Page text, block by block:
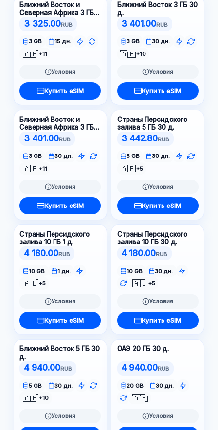
Ближний Восток и
Северная Африка 3 ГБ
15 д.
3 325.00RUB
3 GB 15 дн.
🇦🇪+11
Условия
Купить eSIM
Ближний Восток 3 ГБ 30
д.
3 401.00RUB
3 GB 30 дн.
🇦🇪+10
Условия
Купить eSIM
Ближний Восток и
Северная Африка 3 ГБ
30 д.
3 401.00RUB
3 GB 30 дн.
🇦🇪+11
Условия
Купить eSIM
Страны Персидского
залива 5 ГБ 30 д.
3 442.80RUB
5 GB 30 дн.
🇦🇪+5
Условия
Купить eSIM
Страны Персидского
залива 10 ГБ 1 д.
4 180.00RUB
10 GB 1 дн.
🇦🇪+5
Условия
Купить eSIM
Страны Персидского
залива 10 ГБ 30 д.
4 180.00RUB
10 GB 30 дн.
🇦🇪+5
Условия
Купить eSIM
Ближний Восток 5 ГБ 30
д.
4 940.00RUB
5 GB 30 дн.
🇦🇪+10
Условия
ОАЭ 20 ГБ 30 д.
4 940.00RUB
20 GB 30 дн.
🇦🇪
Условия